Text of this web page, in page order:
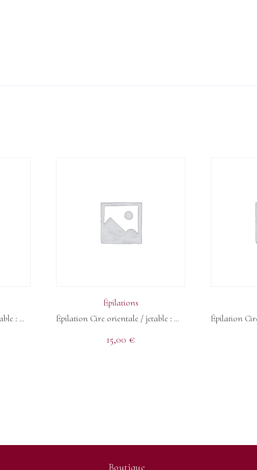
Épilation Cire orientale / jetable : Dos Hommes
Épilations
Épilation Cire orientale / jetable : Maillot Intégral
15,00 €
Boutique